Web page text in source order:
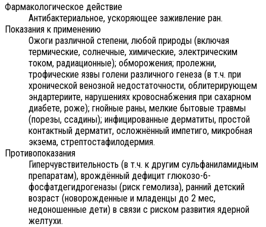
Фармакологическое действие
Антибактериальное, ускоряющее заживление ран.
Показания к применению
Ожоги различной степени, любой природы (включая
термические, солнечные, химические, электрическим
током, радиационные); обморожения; пролежни,
трофические язвы голени различного генеза (в т.ч. при
хронической венозной недостаточности, облитерирующем
эндартериите, нарушениях кровоснабжения при сахарном
диабете, роже); гнойные раны, мелкие бытовые травмы
(порезы, ссадины); инфицированные дерматиты, простой
контактный дерматит, осложнённый импетиго, микробная
экзема, стрептостафилодермия.
Противопоказания
Гиперчувствительность (в т.ч. к другим сульфаниламидным
препаратам), врождённый дефицит глюкозо-6-
фосфатдегидрогеназы (риск гемолиза), ранний детский
возраст (новорожденные и младенцы до 2 мес,
недоношенные дети) в связи с риском развития ядерной
желтухи.